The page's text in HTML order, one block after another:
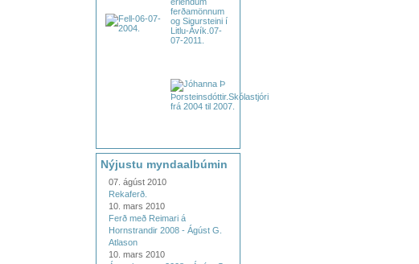
Nýjustu myndaalbúmin
07. ágúst 2010
Rekaferð.
10. mars 2010
Ferð með Reimari á
Hornstrandir 2008 - Ágúst G.
Atlason
10. mars 2010